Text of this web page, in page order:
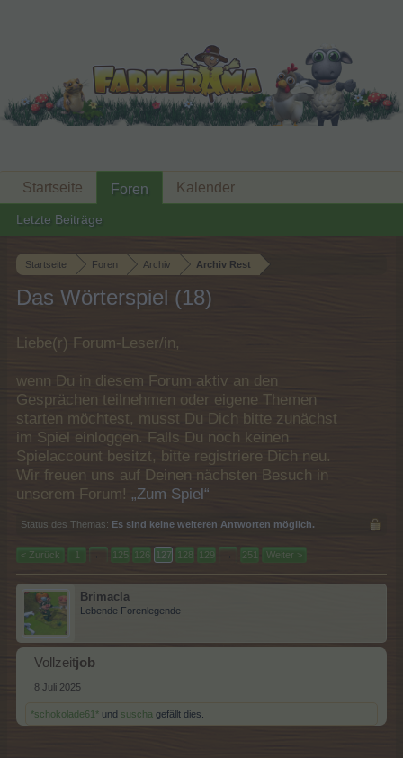
Startseite Foren Archiv Archiv Rest
Das Wörterspiel (18)
Liebe(r) Forum-Leser/in,
wenn Du in diesem Forum aktiv an den
Gesprächen teilnehmen oder eigene Themen
starten möchtest, musst Du Dich bitte zunächst
im Spiel einloggen. Falls Du noch keinen
Spielaccount besitzt, bitte registriere Dich neu.
Wir freuen uns auf Deinen nächsten Besuch in
unserem Forum! „Zum Spiel“
Status des Themas: Es sind keine weiteren Antworten möglich.
< Zurück 1 ← 125 126 127 128 129 → 251 Weiter >
Brimacla
Lebende Forenlegende
Vollzeitjob
8 Juli 2025
*schokolade61* und suscha gefällt dies.
Startseite Foren
Letzte Beiträge
Kalender